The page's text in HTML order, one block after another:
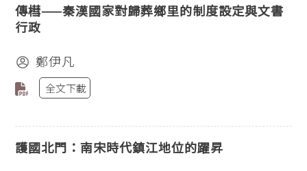
傳槥——秦漢國家對歸葬鄉里的制度設定與文書
行政
鄭伊凡
全文下載
護國北門：南宋時代鎮江地位的躍昇